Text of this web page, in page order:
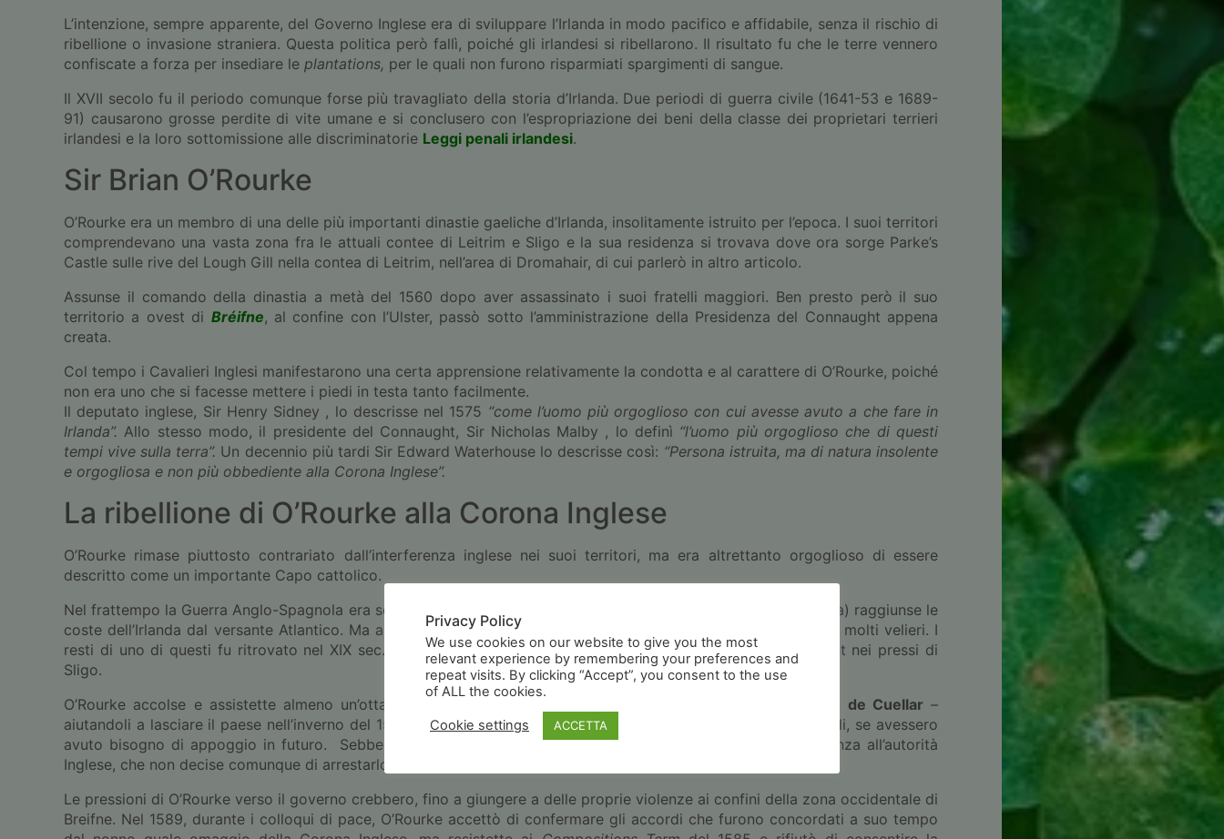
L’intenzione, sempre apparente, del Governo Inglese era di sviluppare l’Irlanda in modo pacifico e affidabile, senza il rischio di
ribellione o invasione straniera. Questa politica però fallì, poiché gli irlandesi si ribellarono. Il risultato fu che le terre vennero
confiscate a forza per insediare le plantations, per le quali non furono risparmiati spargimenti di sangue.
Il XVII secolo fu il periodo comunque forse più travagliato della storia d’Irlanda. Due periodi di guerra civile (1641-53 e 1689-
91) causarono grosse perdite di vite umane e si conclusero con l’espropriazione dei beni della classe dei proprietari terrieri
irlandesi e la loro sottomissione alle discriminatorie Leggi penali irlandesi.
Sir Brian O’Rourke
O’Rourke era un membro di una delle più importanti dinastie gaeliche d’Irlanda, insolitamente istruito per l’epoca. I suoi territori
comprendevano una vasta zona fra le attuali contee di Leitrim e Sligo e la sua residenza si trovava dove ora sorge Parke’s
Castle sulle rive del Lough Gill nella contea di Leitrim, nell’area di Dromahair, di cui parlerò in altro articolo.
Assunse il comando della dinastia a metà del 1560 dopo aver assassinato i suoi fratelli maggiori. Ben presto però il suo
territorio a ovest di Bréifne, al confine con l’Ulster, passò sotto l’amministrazione della Presidenza del Connaught appena
creata.
Col tempo i Cavalieri Inglesi manifestarono una certa apprensione relativamente la condotta e al carattere di O’Rourke, poiché
non era uno che si facesse mettere i piedi in testa tanto facilmente.
Il deputato inglese, Sir Henry Sidney , lo descrisse nel 1575 “come l’uomo più orgoglioso con cui avesse avuto a che fare in
Irlanda”. Allo stesso modo, il presidente del Connaught, Sir Nicholas Malby , lo definì “l’uomo più orgoglioso che di questi
tempi vive sulla terra”. Un decennio più tardi Sir Edward Waterhouse lo descrisse così: “Persona istruita, ma di natura insolente
e orgogliosa e non più obbediente alla Corona Inglese”.
La ribellione di O’Rourke alla Corona Inglese
O’Rourke rimase piuttosto contrariato dall’interferenza inglese nei suoi territori, ma era altrettanto orgoglioso di essere
descritto come un importante Capo cattolico.
Nel frattempo la Guerra Anglo-Spagnola era scoppiata, tanto che l’
(la Flotta Navale di Spagna) raggiunse le
coste dell’Irlanda dal versante Atlantico. Ma alcune tempeste che si abbatterono sulla zona, fecero naufragare molti velieri. I
resti di uno di questi fu ritrovato nel XIX sec., da alcuni ricercatori e archeologi, sulle spiagge di Rosses Point nei pressi di
Sligo.
O’Rourke accolse e assistette almeno un’ottantina di sopravvissuti dell’Armata Spagnola – tra cui
Francisco de Cuellar –
aiutandoli a lasciare il paese nell’inverno del 1588, rimanendo ben disposto ad accogliere altri profughi spagnoli, se avessero
avuto bisogno di appoggio in futuro. Sebbene non fosse stato proclamato ribelle, oppose una forte resistenza all’autorità
Inglese, che non decise comunque di arrestarlo.
Le pressioni di O’Rourke verso il governo crebbero, fino a giungere a delle proprie violenze ai confini della zona occidentale di
Breifne. Nel 1589, durante i colloqui di pace, O’Rourke accettò di confermare gli accordi che furono concordati a suo tempo
Privacy Policy
We use cookies on our website to give you the most
relevant experience by remembering your preferences and
repeat visits. By clicking “Accept”, you consent to the use
of ALL the cookies.
Cookie settings ACCETTA